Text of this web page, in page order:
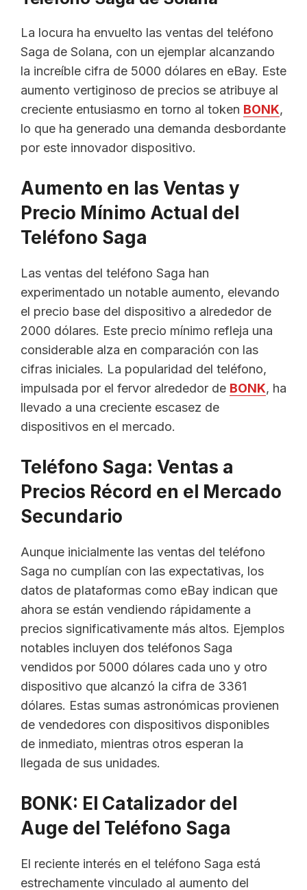
La locura ha envuelto las ventas del teléfono
Saga de Solana, con un ejemplar alcanzando
la increíble cifra de 5000 dólares en eBay. Este
aumento vertiginoso de precios se atribuye al
creciente entusiasmo en torno al token BONK,
lo que ha generado una demanda desbordante
por este innovador dispositivo.
Aumento en las Ventas y
Precio Mínimo Actual del
Teléfono Saga
Las ventas del teléfono Saga han
experimentado un notable aumento, elevando
el precio base del dispositivo a alrededor de
2000 dólares. Este precio mínimo refleja una
considerable alza en comparación con las
cifras iniciales. La popularidad del teléfono,
impulsada por el fervor alrededor de BONK, ha
llevado a una creciente escasez de
dispositivos en el mercado.
Teléfono Saga: Ventas a
Precios Récord en el Mercado
Secundario
Aunque inicialmente las ventas del teléfono
Saga no cumplían con las expectativas, los
datos de plataformas como eBay indican que
ahora se están vendiendo rápidamente a
precios significativamente más altos. Ejemplos
notables incluyen dos teléfonos Saga
vendidos por 5000 dólares cada uno y otro
dispositivo que alcanzó la cifra de 3361
dólares. Estas sumas astronómicas provienen
de vendedores con dispositivos disponibles
de inmediato, mientras otros esperan la
llegada de sus unidades.
BONK: El Catalizador del
Auge del Teléfono Saga
El reciente interés en el teléfono Saga está
estrechamente vinculado al aumento del